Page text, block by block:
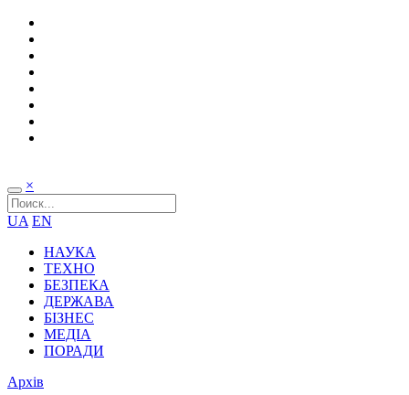
×
UA EN
НАУКА
ТЕХНО
БЕЗПЕКА
ДЕРЖАВА
БІЗНЕС
МЕДІА
ПОРАДИ
Архів